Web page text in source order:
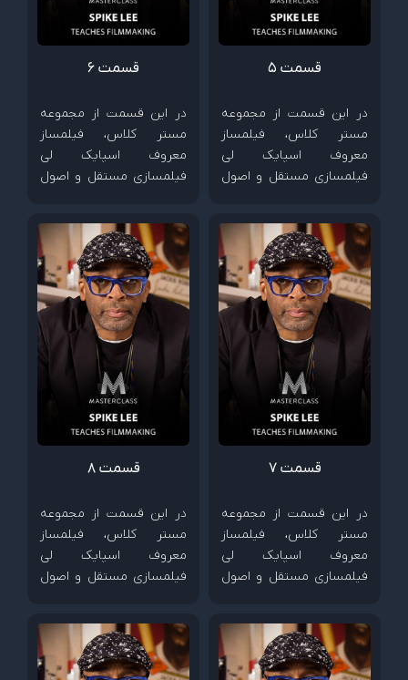
قسمت 5
در این قسمت از مجموعه
مستر کلاس، فیلمساز
معروف اسپایک لی
فیلمسازی مستقل و اصول
قسمت 6
در این قسمت از مجموعه
مستر کلاس، فیلمساز
معروف اسپایک لی
فیلمسازی مستقل و اصول
قسمت 7
در این قسمت از مجموعه
مستر کلاس، فیلمساز
معروف اسپایک لی
فیلمسازی مستقل و اصول
قسمت 8
در این قسمت از مجموعه
مستر کلاس، فیلمساز
معروف اسپایک لی
فیلمسازی مستقل و اصول